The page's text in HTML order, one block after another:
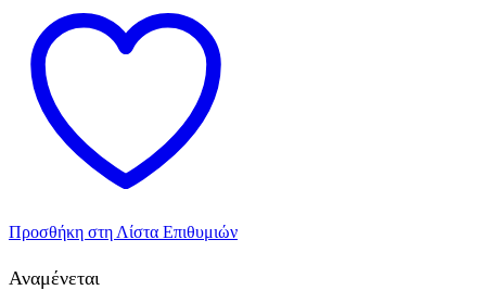
Ποτήρι
Vintage
20cm
ποσότητα
Προσθήκη στη Λίστα Επιθυμιών
Αναμένεται